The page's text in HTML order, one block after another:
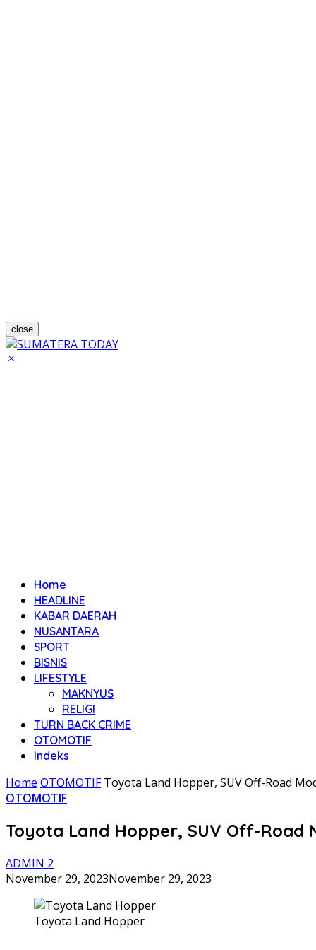
close
Home
HEADLINE
KABAR DAERAH
NUSANTARA
SPORT
BISNIS
LIFESTYLE
MAKNYUS
RELIGI
TURN BACK CRIME
OTOMOTIF
Indeks
Home OTOMOTIF Toyota Land Hopper, SUV Off-Road
OTOMOTIF
Toyota Land Hopper, SUV Off-Road
ADMIN 2
November 29, 2023November 29, 2023
Toyota Land Hopper